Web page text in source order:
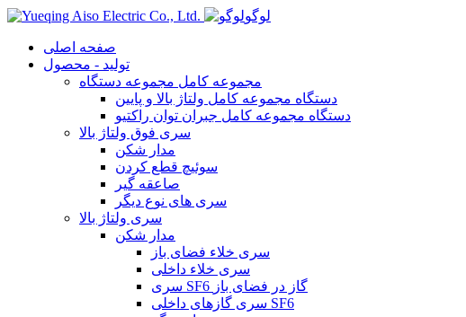
لوگو
صفحه اصلی
تولید - محصول
مجموعه کامل مجموعه دستگاه
دستگاه مجموعه کامل ولتاژ بالا و پایین
دستگاه مجموعه کامل جبران توان راکتیو
سری فوق ولتاژ بالا
مدار شکن
سوئیچ قطع کردن
صاعقه گیر
سری های نوع دیگر
سری ولتاژ بالا
مدار شکن
سری خلاء فضای باز
سری خلاء داخلی
سری SF6 گاز در فضای باز
سری گازهای داخلی SF6